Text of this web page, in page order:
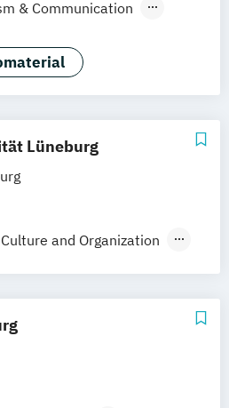
& Communication
Design
Lüneburg
and Organization
Medien und Digitale